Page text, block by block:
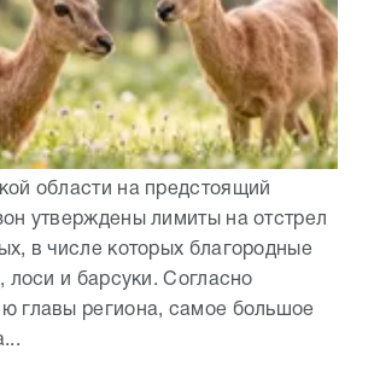
области на предстоящий
утверждены лимиты на отстрел
в числе которых благородные
лоси и барсуки. Согласно
главы региона, самое большое